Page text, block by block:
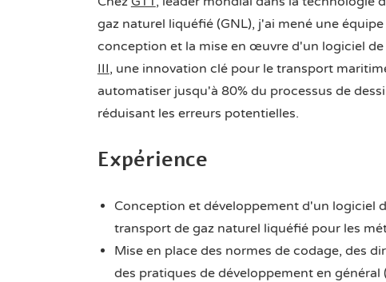
gaz naturel liquéfié (GNL), j'ai mené une
conception et la mise en œuvre d'un logiciel
III, une innovation clé pour le transport
automatiser jusqu'à 80% du processus de
réduisant les erreurs potentielles.
Expérience
Conception et développement d'un logiciel
transport de gaz naturel liquéfié pour les
Mise en place des normes de codage, des
des pratiques de développement en général